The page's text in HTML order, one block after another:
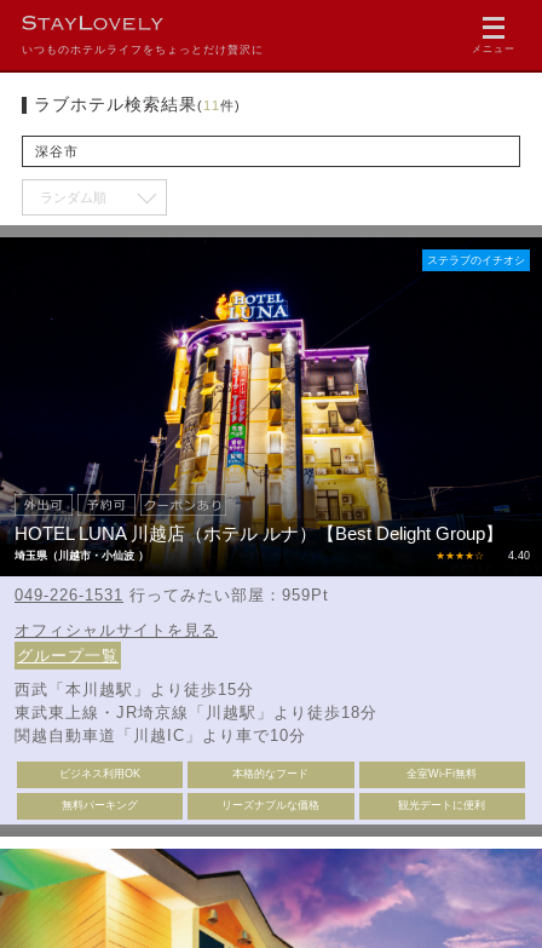
いつものホテルライフをちょっとだけ贅沢に メニュー
ラブホテル検索結果(11 件)
深谷市
ステラブのイチオシ
HOTEL LUNA 川越店（ホテル ルナ）【Best Delight Group】
埼玉県（川越市・小仙波 ） ★★★★☆ 4.40
049-226-1531 行ってみたい部屋：959Pt
オフィシャルサイトを見る
グループ一覧
西武「本川越駅」より徒歩15分
東武東上線・JR埼京線「川越駅」より徒歩18分
関越自動車道「川越IC」より車で10分
ビジネス利用OK 本格的なフード 全室Wi-Fi無料
無料パーキング リーズナブルな価格 観光デートに便利